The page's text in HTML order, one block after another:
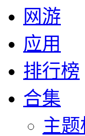
网游
应用
排行榜
合集
主